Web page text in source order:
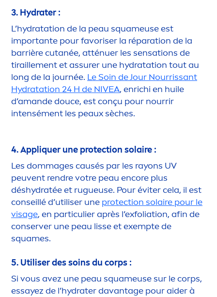
3. Hydrater :
L’hydratation de la peau squameuse est
importante pour favoriser la réparation de la
barrière cutanée, atténuer les sensations de
tiraillement et assurer une hydratation tout au
long de la journée. Le Soin de Jour Nourrissant
Hydratation 24 H de NIVEA, enrichi en huile
d’amande douce, est conçu pour nourrir
intensément les peaux sèches.
4. Appliquer une protection solaire :
Les dommages causés par les rayons UV
peuvent rendre votre peau encore plus
déshydratée et rugueuse. Pour éviter cela, il est
conseillé d’utiliser une protection solaire pour le
visage, en particulier après l’exfoliation, afin de
conserver une peau lisse et exempte de
squames.
5. Utiliser des soins du corps :
Si vous avez une peau squameuse sur le corps,
essayez de l’hydrater davantage pour aider à